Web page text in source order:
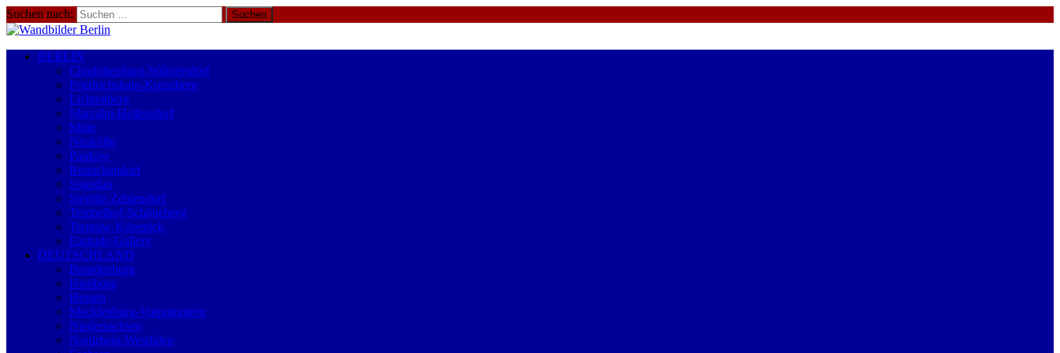
Suchen nach:
BERLIN
Charlottenburg-Wilmersdorf
Friedrichshain-Kreuzberg
Lichtenberg
Marzahn-Hellersdorf
Mitte
Neukölln
Pankow
Reinickendorf
Spandau
Steglitz-Zehlendorf
Tempelhof-Schöneberg
Treptow-Köpenick
Eastside-Gallery
DEUTSCHLAND
Brandenburg
Hamburg
Hessen
Mecklenburg-Vorpommern
Niedersachsen
Nordrhein-Westfalen